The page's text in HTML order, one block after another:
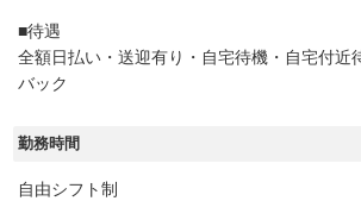
■待遇
全額日払い・送迎有り・自宅待機・自宅付近
バック
勤務時間
自由シフト制